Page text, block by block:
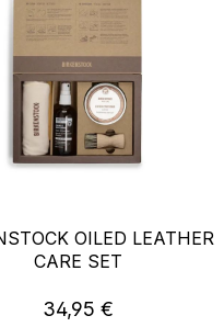
OILED LEATHER
CARE SET
Regulärer Preis:
34,95 €